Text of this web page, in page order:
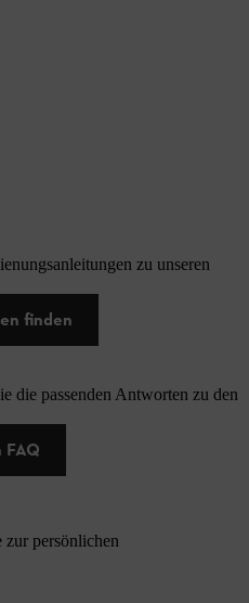
zu unseren
finden
die passenden Antworten zu den
persönlichen